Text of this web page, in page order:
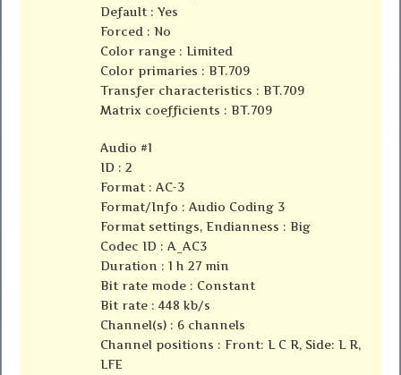
Default : Yes
Forced : No
Color range : Limited
Color primaries : BT.709
Transfer characteristics : BT.709
Matrix coefficients : BT.709
Audio #1
ID : 2
Format : AC-3
Format/Info : Audio Coding 3
Format settings, Endianness : Big
Codec ID : A_AC3
Duration : 1 h 27 min
Bit rate mode : Constant
Bit rate : 448 kb/s
Channel(s) : 6 channels
Channel positions : Front: L C R, Side: L R,
LFE